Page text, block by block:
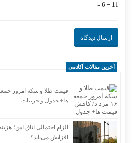
11 − 6 =
آخرین مقالات آکادمی
ها+ جدول و جزییات
الزام احتمالی اتاق امن؛
افزایش می‌یابد؟